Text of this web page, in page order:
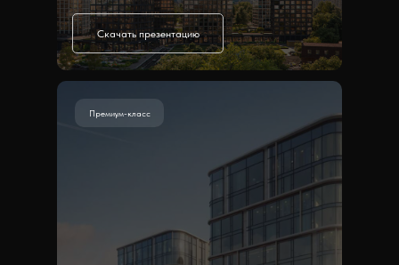
Скачать презентацию
Премиум-класс